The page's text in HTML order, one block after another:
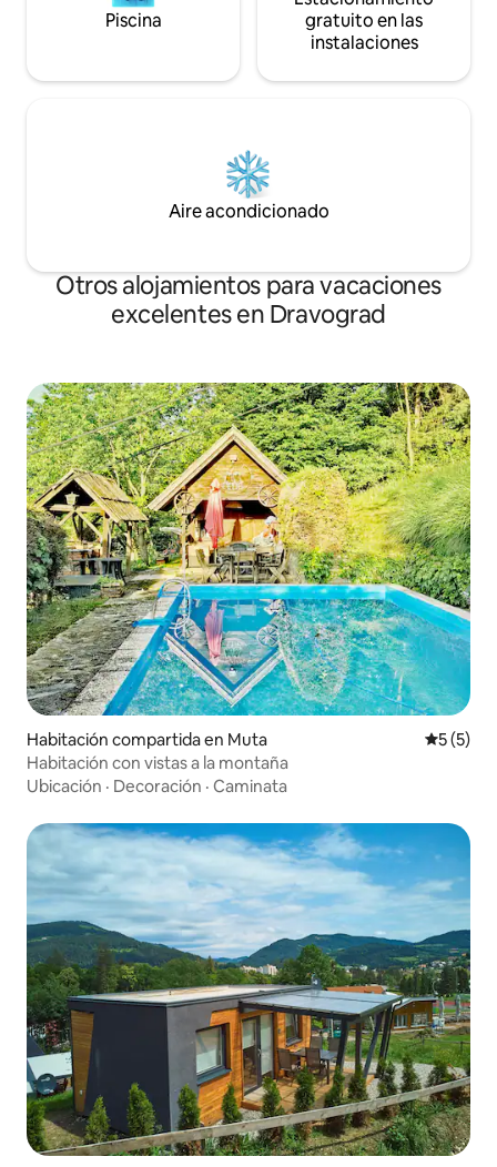
Piscina
gratuito en las
instalaciones
Aire acondicionado
Otros alojamientos para vacaciones
excelentes en Dravograd
Habitación compartida en Muta
5 (5)
Habitación con vistas a la montaña
Ubicación · Decoración · Caminata